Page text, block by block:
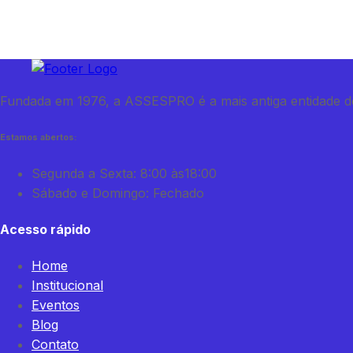
Fundada em 1976, a ASSESPRO é a mais antiga
Estamos abertos:
Segunda a Sexta: 8:00 às18:00
Sábado e Domingo: Fechado
Acesso rápido
Home
Institucional
Eventos
Blog
Contato